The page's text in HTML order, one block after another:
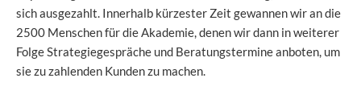
sich ausgezahlt. Innerhalb kürzester Zeit gewannen wir an die
2500 Menschen für die Akademie, denen wir dann in weiterer
Folge Strategiegespräche und Beratungstermine anboten, um
sie zu zahlenden Kunden zu machen.